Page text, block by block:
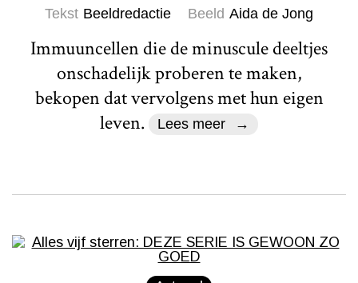
Tekst Beeldredactie Beeld Aida de Jong
Immuuncellen die de minuscule deeltjes
onschadelijk proberen te maken,
bekopen dat vervolgens met hun eigen
leven.
Lees meer